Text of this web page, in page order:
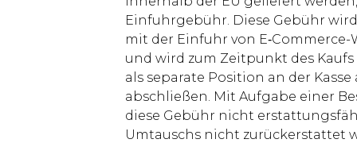
Einfuhrgebühr. Diese Gebühr
mit der Einfuhr von
und wird zum Zeitpunkt des
als separate Position an der
abschließen. Mit Aufgabe einer
diese Gebühr nicht
Umtauschs nicht zurückerstattet